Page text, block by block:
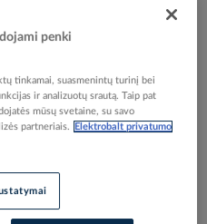
pavaizduotos nuotraukoje
ant ritės RS 9-
penki
tinkamai, suasmenintų turinį bei
ir analizuotų srautą. Taip pat
mūsų svetaine, su savo
partneriais.
Elektrobalt privatumo